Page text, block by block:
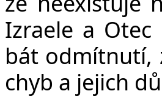
Izraele a Otec
bát odmítnutí,
chyb a jejich